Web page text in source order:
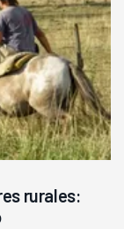
rurales: